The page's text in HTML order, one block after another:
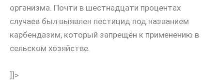
организма. Почти в шестнадцати процентах
случаев был выявлен пестицид под названием
карбендазим, который запрещён к применению в
сельском хозяйстве.
]]>